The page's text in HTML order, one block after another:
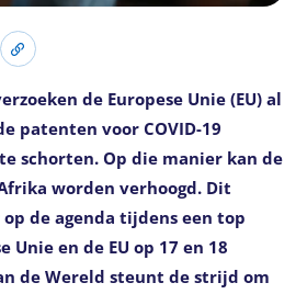
de Europese Unie (EU) al
patenten voor COVID-19
schorten. Op die manier kan de
worden verhoogd. Dit
de agenda tijdens een top
Unie en de EU op 17 en 18
de Wereld steunt de strijd om